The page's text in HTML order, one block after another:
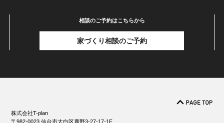
相談のご予約はこちらから
家づくり相談のご予約
株式会社T-plan
〒982-0023 仙台市太白区鹿野3-27-17-1F